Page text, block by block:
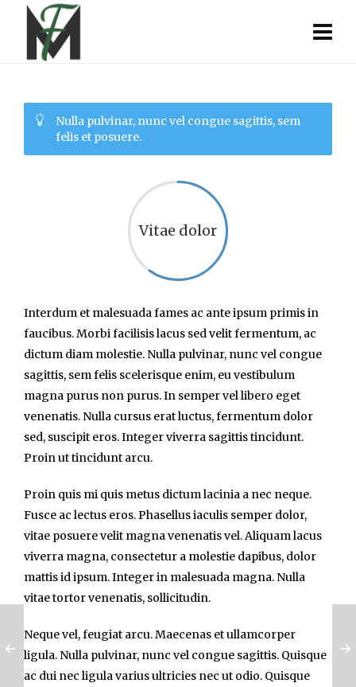
Nulla pulvinar, nunc vel congue sagittis, sem
felis et posuere.
Vitae dolor
Interdum et malesuada fames ac ante ipsum primis in
faucibus. Morbi facilisis lacus sed velit fermentum, ac
dictum diam molestie. Nulla pulvinar, nunc vel congue
sagittis, sem felis scelerisque enim, eu vestibulum
magna purus non purus. In semper vel libero eget
venenatis. Nulla cursus erat luctus, fermentum dolor
sed, suscipit eros. Integer viverra sagittis tincidunt.
Proin ut tincidunt arcu.
Proin quis mi quis metus dictum lacinia a nec neque.
Fusce ac lectus eros. Phasellus iaculis semper dolor,
vitae posuere velit magna venenatis vel. Aliquam lacus
viverra magna, consectetur a molestie dapibus, dolor
mattis id ipsum. Integer in malesuada magna. Nulla
vitae tortor venenatis, sollicitudin.
Neque vel, feugiat arcu. Maecenas et ullamcorper
ligula. Nulla pulvinar, nunc vel congue sagittis. Quisque
ac dui nec ligula varius ultricies nec ut odio. Quisque